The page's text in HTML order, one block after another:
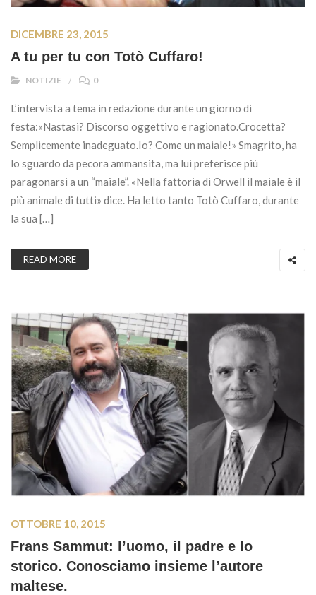
DICEMBRE 23, 2015
A tu per tu con Totò Cuffaro!
NOTIZIE 0
L’intervista a tema in redazione durante un giorno di
festa:«Nastasi? Discorso oggettivo e ragionato.Crocetta?
Semplicemente inadeguato.Io? Come un maiale!» Smagrito, ha
lo sguardo da pecora ammansita, ma lui preferisce più
paragonarsi a un “maiale”. «Nella fattoria di Orwell il maiale è il
più animale di tutti» dice. Ha letto tanto Totò Cuffaro, durante
la sua […]
READ MORE
OTTOBRE 10, 2015
Frans Sammut: l’uomo, il padre e lo
storico. Conosciamo insieme l’autore
maltese.